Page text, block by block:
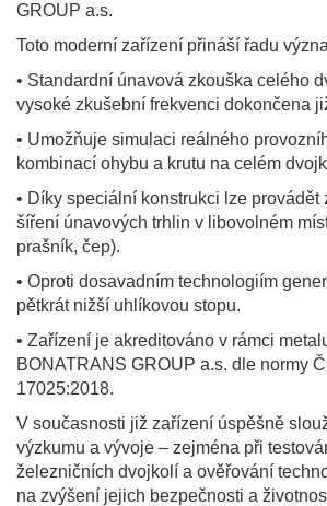
GROUP a.s.
Toto moderní zařízení přináší řadu
• Standardní únavová zkouška celého
vysoké zkušební frekvenci dokončena
• Umožňuje simulaci reálného
kombinací ohybu a krutu na celém
• Díky speciální konstrukci lze provádět
šíření únavových trhlin v libovolném
prašník, čep).
• Oproti dosavadním technologiím
pětkrát nižší uhlíkovou stopu.
• Zařízení je akreditováno v rámci
BONATRANS GROUP a.s. dle normy
17025:2018.
V současnosti již zařízení úspěšně
výzkumu a vývoje – zejména při
železničních dvojkolí a ověřování
na zvýšení jejich bezpečnosti a